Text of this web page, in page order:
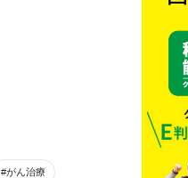
#がん治療